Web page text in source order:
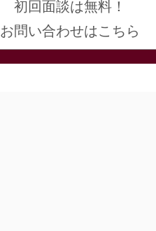
初回面談は無料！
お問い合わせはこちら